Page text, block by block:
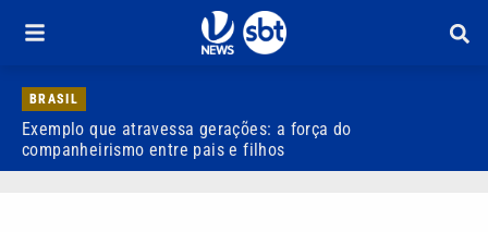
BRASIL
Exemplo que atravessa gerações: a força do
companheirismo entre pais e filhos